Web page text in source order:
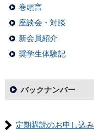
巻頭言
座談会・対談
新会員紹介
奨学生体験記
バックナンバー
定期購読のお申し込み